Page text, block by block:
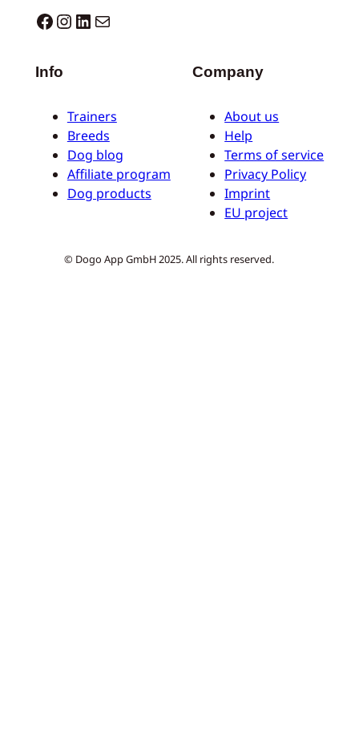
Dogo facebook InstagramLinkedIn E-mail
Info
Trainers
Breeds
Dog blog
Affiliate program
Dog products
Company
About us
Help
Terms of service
Privacy Policy
Imprint
EU project
© Dogo App GmbH 2025. All rights reserved.